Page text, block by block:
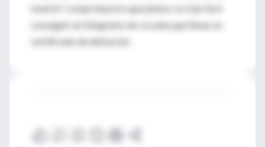
muerto" comprobará lo que pienso: es más fácil
conseguir un kilogramo de cocaína que llenar un
certificado de defunción.